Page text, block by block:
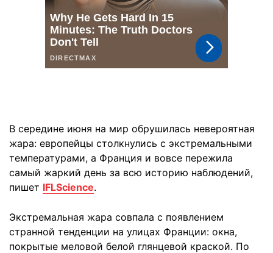
В середине июня на мир обрушилась невероятная
жара: европейцы столкнулись с экстремальными
температурами, а Франция и вовсе пережила
самый жаркий день за всю историю наблюдений,
пишет IFLScience.
Экстремальная жара совпала с появлением
странной тенденции на улицах Франции: окна,
покрытые меловой белой глянцевой краской. По